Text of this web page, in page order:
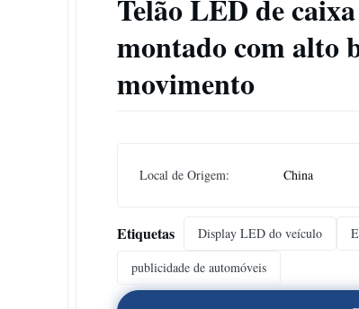
Telão LED de
montado com alto
movimento
Local de Origem: China
Etiquetas Display LED do veículo
publicidade de automóveis